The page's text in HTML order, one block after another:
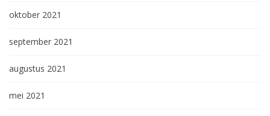
oktober 2021
september 2021
augustus 2021
mei 2021